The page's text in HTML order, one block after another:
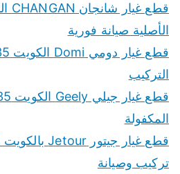
الأصلية صيانة فورية
التركيب
المكفولة
تركيب وصيانة